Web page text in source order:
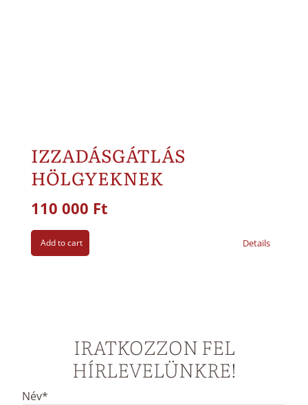
IZZADÁSGÁTLÁS
HÖLGYEKNEK
110 000 Ft
Add to cart Details
IRATKOZZON FEL
HÍRLEVELÜNKRE!
Név*